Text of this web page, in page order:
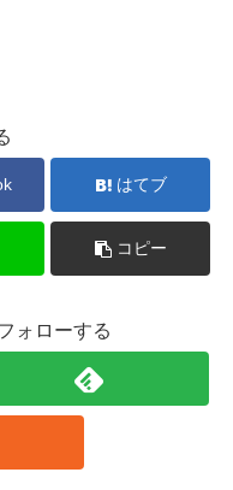
はてブ
コピー
ォローする